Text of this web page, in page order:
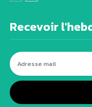
Recevoir